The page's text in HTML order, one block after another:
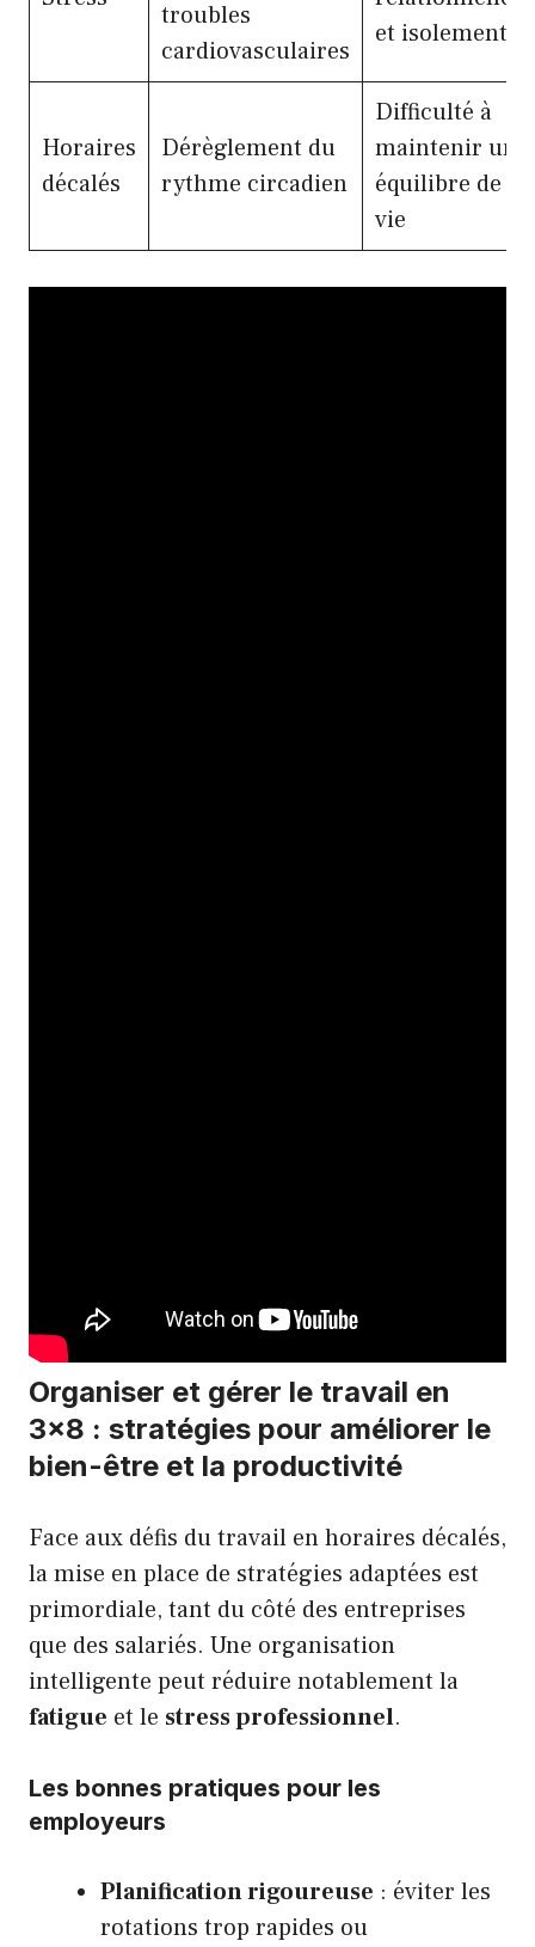
troubles
cardiovasculaires
et isolement
Horaires
décalés
Dérèglement du
rythme circadien
Difficulté à
maintenir un
équilibre de
vie
Organiser et gérer le travail en
3×8 : stratégies pour améliorer le
bien-être et la productivité
Face aux défis du travail en horaires décalés,
la mise en place de stratégies adaptées est
primordiale, tant du côté des entreprises
que des salariés. Une organisation
intelligente peut réduire notablement la
fatigue et le stress professionnel.
Les bonnes pratiques pour les
employeurs
Planification rigoureuse : éviter les
rotations trop rapides ou